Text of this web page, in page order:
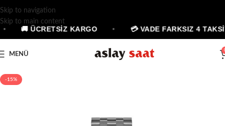
Skip to navigation
Skip to main content
🚚 ÜCRETSİZ KARGO 💳 VADE FARKSIZ 4
MENÜ
-15%